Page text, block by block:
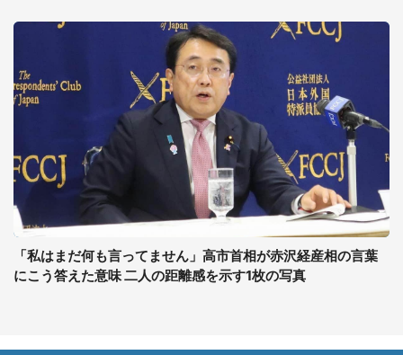
「私はまだ何も言ってません」高市首相が赤沢経産相の言葉
にこう答えた意味 二人の距離感を示す1枚の写真